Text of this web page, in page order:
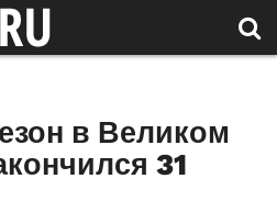
в Великом
31